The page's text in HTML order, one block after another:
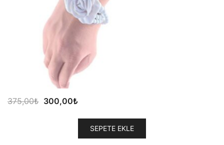
375,00₺ Orijinal
300,00₺
fiyat:
300,00₺.
SEPETE EKLE